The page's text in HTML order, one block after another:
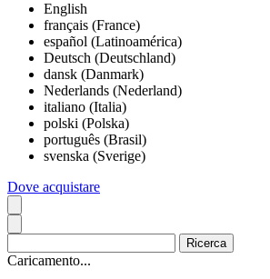
English
français (France)
español (Latinoamérica)
Deutsch (Deutschland)
dansk (Danmark)
Nederlands (Nederland)
italiano (Italia)
polski (Polska)
português (Brasil)
svenska (Sverige)
Dove acquistare
Caricamento...